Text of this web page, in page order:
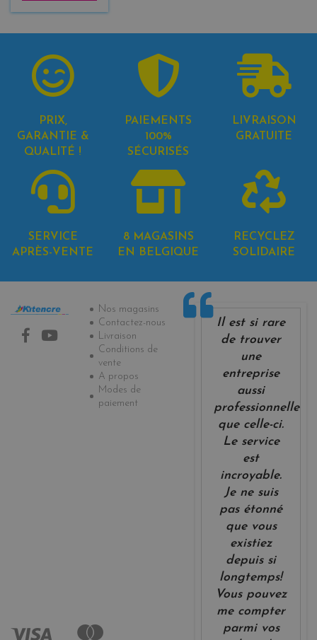
PRIX,
GARANTIE &
QUALITÉ !
PAIEMENTS
100%
SÉCURISÉS
LIVRAISON
GRATUITE
SERVICE
APRÈS-VENTE
8 MAGASINS
EN BELGIQUE
RECYCLEZ
SOLIDAIRE
Informations
Nos magasins
Contactez-nous
Livraison
Conditions de
vente
A propos
Modes de
paiement
Il est si rare
de trouver
une
entreprise
aussi
professionnelle
que celle-ci.
Le service
est
incroyable.
Je ne suis
pas étonné
que vous
existiez
depuis si
longtemps!
Vous pouvez
me compter
parmi vos